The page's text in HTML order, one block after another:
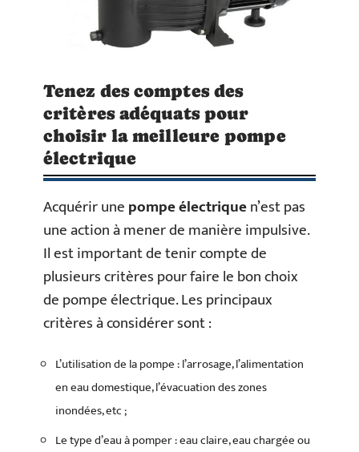
Tenez des comptes des
critères adéquats pour
choisir la meilleure pompe
électrique
Acquérir unepompe électriquen’est pas
une action à mener de manière impulsive.
Il est important de tenir compte de
plusieurs critères pour faire le bon choix
de pompe électrique. Les principaux
critères à considérer sont :
L’utilisation de la pompe : l’arrosage, l’alimentation
en eau domestique, l’évacuation des zones
inondées, etc ;
Le type d’eau à pomper : eau claire, eau chargée ou